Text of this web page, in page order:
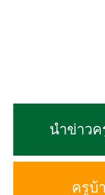
นำข่าวค
ครูบ้